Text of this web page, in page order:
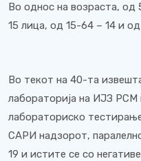
Во однос на возраста, од
15 лица, од 15-64 – 14 и
Во текот на 40-та
лабораторија на ИЈЗ РСМ
лабораториско
САРИ надзорот,
19 и истите се со